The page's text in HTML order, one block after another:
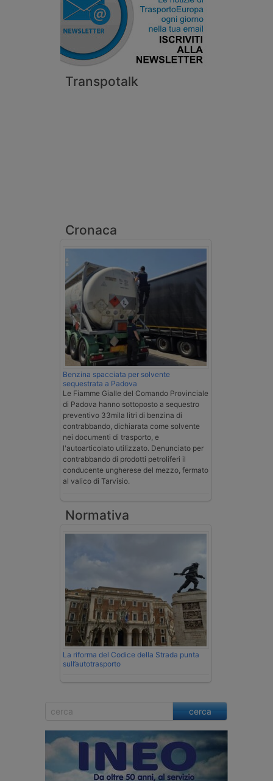
Transpotalk
Cronaca
Benzina spacciata per solvente
sequestrata a Padova
Le Fiamme Gialle del Comando Provinciale
di Padova hanno sottoposto a sequestro
preventivo 33mila litri di benzina di
contrabbando, dichiarata come solvente
nei documenti di trasporto, e
l'autoarticolato utilizzato. Denunciato per
contrabbando di prodotti petroliferi il
conducente ungherese del mezzo, fermato
al valico di Tarvisio.
Normativa
La riforma del Codice della Strada punta
sull’autotrasporto
cerca